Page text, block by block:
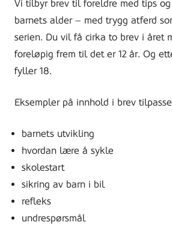
Vi tilbyr brev til foreldre med tips
barnets alder – med trygg atferd
serien. Du vil få cirka to brev i året
foreløpig frem til det er 12 år. Og
fyller 18.
Eksempler på innhold i brev
barnets utvikling
hvordan lære å sykle
skolestart
sikring av barn i bil
refleks
undrespørsmål